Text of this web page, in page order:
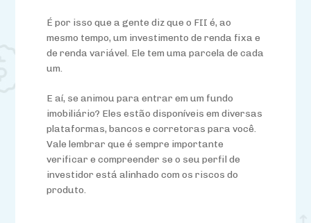
É por isso que a gente diz que o FII é, ao
mesmo tempo, um investimento de renda fixa e
de renda variável. Ele tem uma parcela de cada
um.
E aí, se animou para entrar em um fundo
imobiliário? Eles estão disponíveis em diversas
plataformas, bancos e corretoras para você.
Vale lembrar que é sempre importante
verificar e compreender se o seu perfil de
investidor está alinhado com os riscos do
produto.